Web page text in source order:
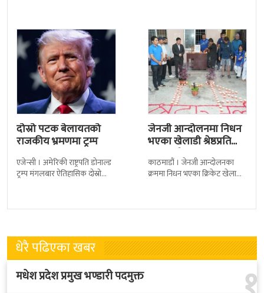
दोस्रो पटक बेलायतको
राजकीय भ्रमणमा ट्रम्प
एजेन्सी । अमेरिकी राष्ट्रपति डोनाल्ड
ट्रम्प मंगलबार ऐतिहासिक दोस्रो
बेलायत सरकारले
जेनजी आन्दोलनमा निधन
भएका खेलाडी श्रेष्ठप्रति
श्रद्धाञ्जली
काठमाडौं । जेनजी आन्दोलनका
क्रममा निधन भएका क्रिकेट खेलाडी
त्रिपुरेश्वरस्थीत राष्ट्रिय खेलकुद
धेरै पढिएका खबर
मधेश प्रदेश प्रमुख भण्डारी पदमुक्त